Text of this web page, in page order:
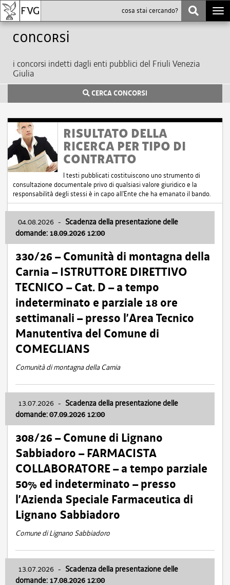
Concorsi
i concorsi indetti dagli enti pubblici del Friuli Venezia
Giulia
CERCA CONCORSI
RISULTATO DELLA
RICERCA PER TIPO DI
CONTRATTO
I testi pubblicati costituiscono uno strumento di
consultazione documentale privo di qualsiasi valore giuridico e la
responsabilità degli stessi è in capo all'Ente che ha emanato il bando.
04.08.2026 - Scadenza della presentazione delle
domande: 18.09.2026 12:00
330/26 – Comunità di montagna della
Carnia – ISTRUTTORE DIRETTIVO
TECNICO – Cat. D – a tempo
indeterminato e parziale 18 ore
settimanali – presso l’Area Tecnico
Manutentiva del Comune di
COMEGLIANS
Comunità di montagna della Carnia
13.07.2026 - Scadenza della presentazione delle
domande: 07.09.2026 12:00
308/26 – Comune di Lignano
Sabbiadoro – FARMACISTA
COLLABORATORE – a tempo parziale
50% ed indeterminato – presso
l’Azienda Speciale Farmaceutica di
Lignano Sabbiadoro
Comune di Lignano Sabbiadoro
13.07.2026 - Scadenza della presentazione delle
domande: 17.08.2026 12:00